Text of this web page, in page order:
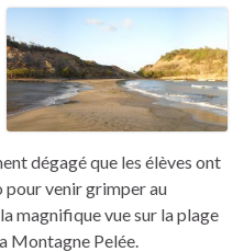
dégagé que les élèves ont
pour venir grimper au
magnifique vue sur la plage
Montagne Pelée.